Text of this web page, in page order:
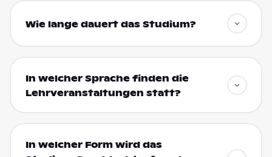
Wie lange dauert das Studium?
In welcher Sprache finden die
Lehrveranstaltungen statt?
In welcher Form wird das